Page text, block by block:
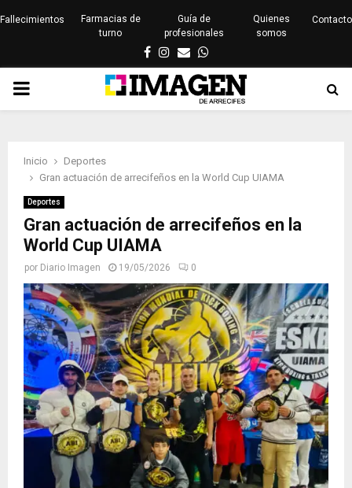
Fallecimientos
Farmacias de
turno
Guía de
profesionales
Quienes
somos
Contacto
Facebook
Instagram
EmailWhatsapp
PRIMARY
Inicio
Deportes
Gran actuación de arrecifeños en la World Cup UIAMA
Deportes
Gran actuación de arrecifeños en la
World Cup UIAMA
por Diario Imagen 19/05/2026 0